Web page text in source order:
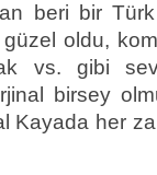
beri bir
oldu,
vs. gibi
birsey
Kayada her